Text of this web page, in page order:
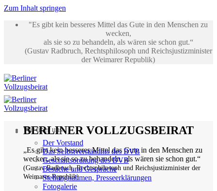
Zum Inhalt springen
"Es gibt kein besseres Mittel das Gute in den Menschen zu
wecken,
als sie so zu behandeln, als wären sie schon gut.“
(Gustav Radbruch, Rechtsphilosoph und Reichsjustizminister
der Weimarer Republik)
BERLINER VOLLZUGSBEIRAT
„Es gibt kein besseres Mittel das Gute in den Menschen zu
wecken, als sie so zu behandeln, als wären sie schon gut.“
(Gustav Radbruch, Rechtsphilosoph und Reichsjustizminister der
Weimarer Republik)
Wir über uns
Der Vorstand
Das Selbstverständnis des BVB
Geschäftsordnung des BVB
Besuche und Gespräche
Stellungnahmen, Presseerklärungen
Fotogalerie